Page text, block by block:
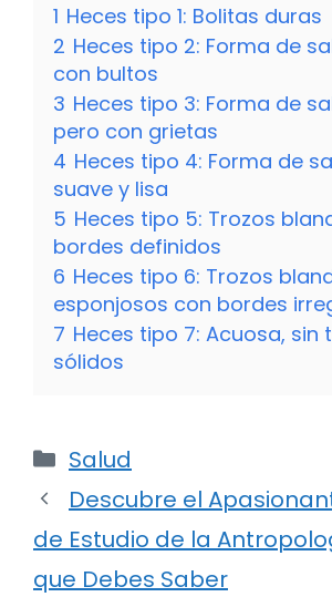
1 Heces tipo 1: Bolitas duras
2 Heces tipo 2: Forma de
con bultos
3 Heces tipo 3: Forma de
pero con grietas
4 Heces tipo 4: Forma de
suave y lisa
5 Heces tipo 5: Trozos
bordes definidos
6 Heces tipo 6: Trozos
esponjosos con bordes
7 Heces tipo 7: Acuosa, sin
sólidos
Categorías
Salud
Descubre el
de Estudio de la
que Debes Saber